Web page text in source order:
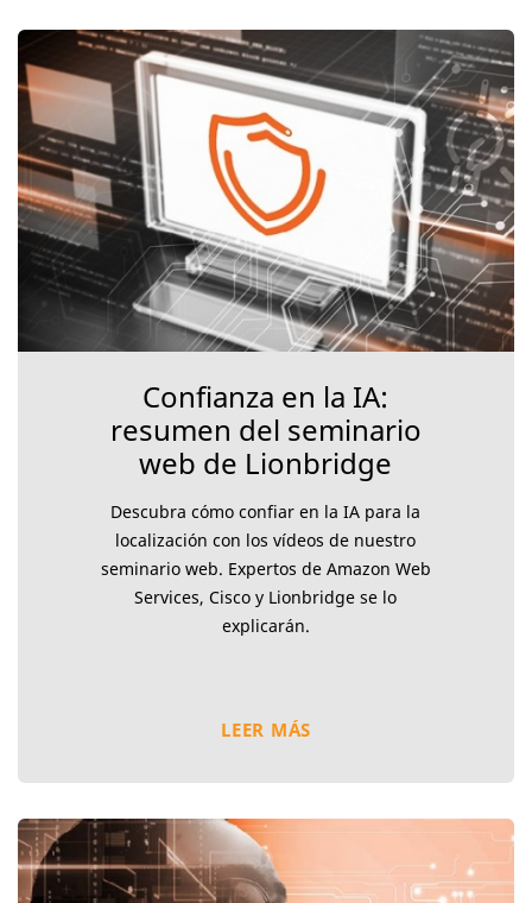
Confianza en la IA:
resumen del seminario
web de Lionbridge
Descubra cómo confiar en la IA para la
localización con los vídeos de nuestro
seminario web. Expertos de Amazon Web
Services, Cisco y Lionbridge se lo
explicarán.
LEER MÁS